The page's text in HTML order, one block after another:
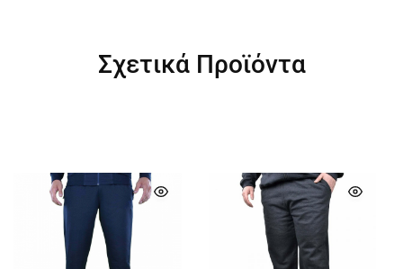
Σχετικά Προϊόντα